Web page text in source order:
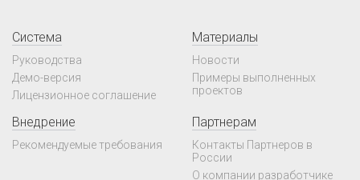
Система
Руководства
Демо-версия
Лицензионное соглашение
Материалы
Новости
Примеры выполненных
проектов
Внедрение
Рекомендуемые требования
Партнерам
Контакты Партнеров в
России
О компании разработчике